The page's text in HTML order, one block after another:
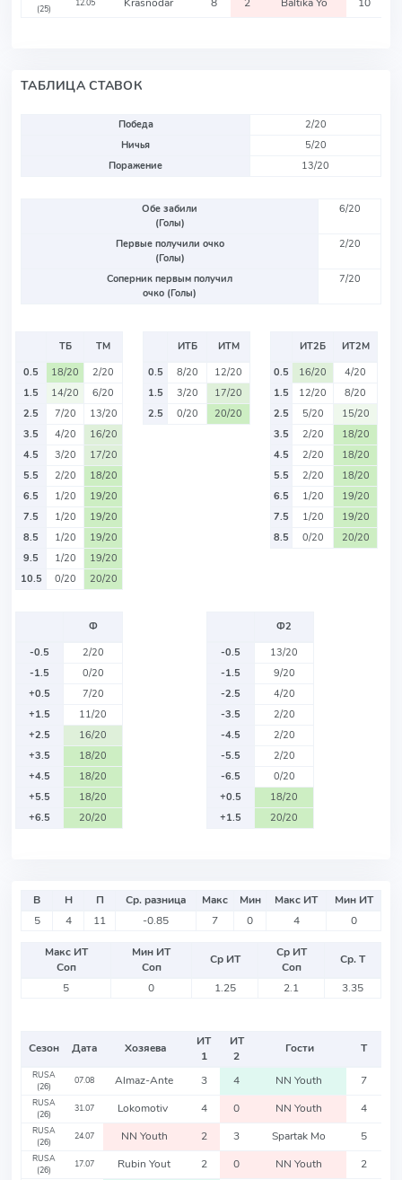
(25)
12.05 Krasnodar 8 2 Baltika Yo 10
ТАБЛИЦА СТАВОК
Победа
2/20
Ничья
5/20
Поражение
13/20
Обе забили
(Голы)
6/20
Первые получили очко
(Голы)
2/20
Соперник первым получил
очко (Голы)
7/20
ТБ
ТМ
0.5
18/20
2/20
1.5
14/20
6/20
2.5
7/20
13/20
3.5
4/20
16/20
4.5
3/20
17/20
5.5
2/20
18/20
6.5
1/20
19/20
7.5
1/20
19/20
8.5
1/20
19/20
9.5
1/20
19/20
10.5
0/20 20/20
ИТБ
ИТМ
0.5
8/20
12/20
1.5
3/20
17/20
2.5
0/20 20/20
ИТ2Б
ИТ2М
0.5
16/20
4/20
1.5
12/20
8/20
2.5
5/20
15/20
3.5
2/20
18/20
4.5
2/20
18/20
5.5
2/20
18/20
6.5
1/20
19/20
7.5
1/20
19/20
8.5
0/20 20/20
Ф
-0.5
2/20
-1.5
0/20
+0.5
7/20
+1.5
11/20
+2.5
16/20
+3.5
18/20
+4.5
18/20
+5.5
18/20
+6.5
20/20
Ф2
-0.5
13/20
-1.5
9/20
-2.5
4/20
-3.5
2/20
-4.5
2/20
-5.5
2/20
-6.5
0/20
+0.5
18/20
+1.5
20/20
В Н П Ср. разница Макс Мин Макс ИТ
Мин ИТ
5
4 11 -0.85 7 0 4 0
Макс ИТ
Соп
Мин ИТ
Соп
Ср ИТ
Ср ИТ
Соп
Ср. Т
5
0 1.25 2.1 3.35
Сезон Дата Хозяева
ИТ
1
ИТ
2
Гости Т
RUSA
(26)
07.08 Almaz-Ante 3 4 NN Youth 7
RUSA
(26)
31.07 Lokomotiv 4 0 NN Youth 4
RUSA
(26)
24.07 NN Youth 2 3 Spartak Mo 5
RUSA
(26)
17.07 Rubin Yout 2 0 NN Youth 2